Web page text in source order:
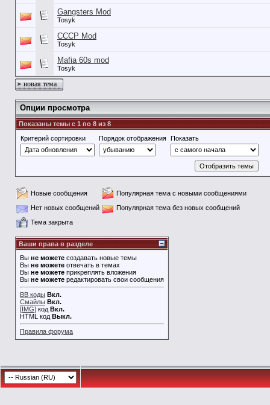
Gangsters Mod
Tosyk
СССР Mod
Tosyk
Mafia 60s mod
Tosyk
новая тема
Опции просмотра
Показаны темы с 1 по 8 из 8
Критерий сортировки
Порядок отображения Показать
Новые сообщения
Популярная тема с новыми сообщениями
Нет новых сообщений
Популярная тема без новых сообщений
Тема закрыта
Ваши права в разделе
Вы не можете создавать новые темы
Вы не можете отвечать в темах
Вы не можете прикреплять вложения
Вы не можете редактировать свои сообщения
BB коды Вкл.
Смайлы Вкл.
[IMG] код Вкл.
HTML код Выкл.
Правила форума